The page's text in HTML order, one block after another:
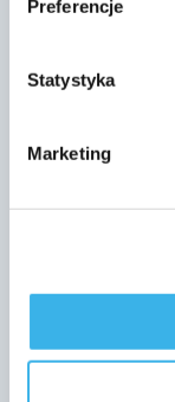
Preferencje
Statystyka
Marketing
Advocacy